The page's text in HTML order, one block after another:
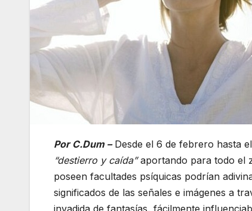
Por C.Dum –Desde el 6 de febrero hasta
“destierro y caída”aportando para todo el
poseen facultades psíquicas podrían
significados de las señales e imágenes a